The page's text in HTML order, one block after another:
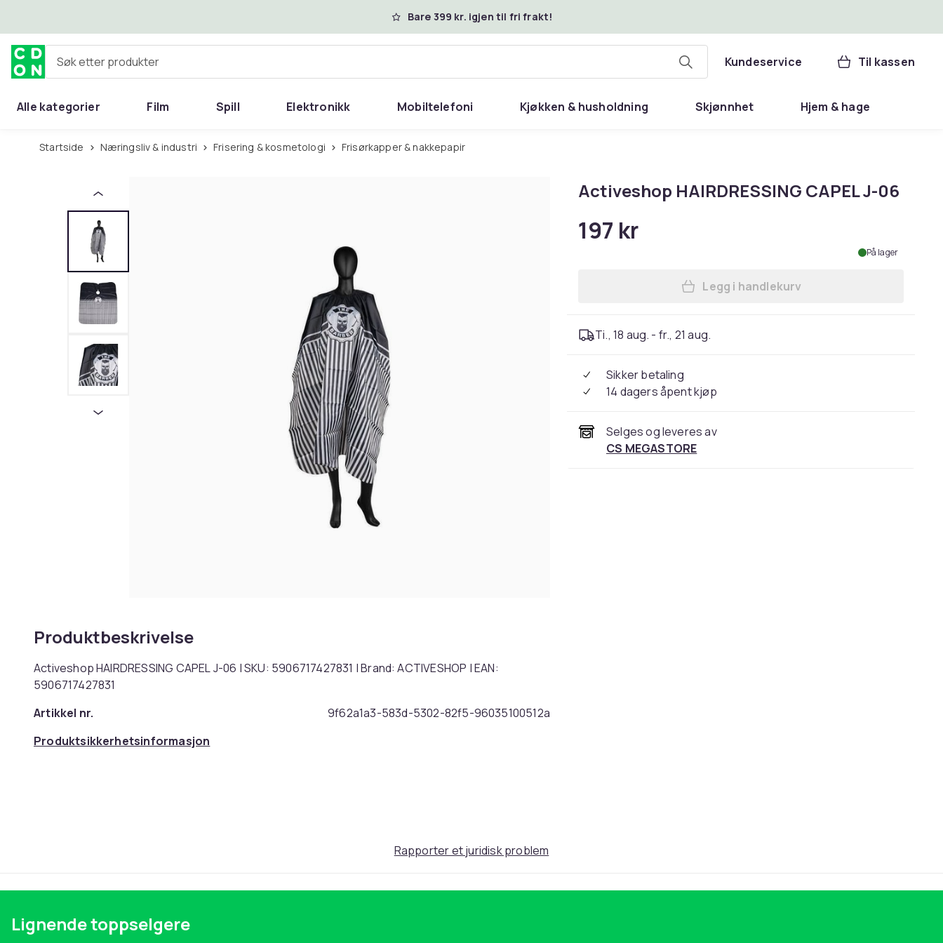
Bare 399 kr. igjen til fri frakt!
Søk etter produkter Kundeservice Til kassen
Alle kategorier Film Spill Elektronikk Mobiltelefoni Kjøkken & husholdning Skjønnhet Hjem & hage
Startside Næringsliv & industri Frisering & kosmetologi Frisørkapper & nakkepapir
Produktbeskrivelse
Activeshop HAIRDRESSING CAPEL J-06 | SKU: 5906717427831 | Brand: ACTIVESHOP | EAN:
5906717427831
Artikkel nr.
9f62a1a3-583d-5302-82f5-96035100512a
Produktsikkerhetsinformasjon
Activeshop HAIRDRESSING CAPEL J-06
197 kr
På lager
Legg Activeshop HAIRDRESSING
Legg i handlekurv
Ti., 18 aug. - fr., 21 aug.
Sikker betaling
14 dagers åpent kjøp
Selges og leveres av
CS MEGASTORE
Rapporter et juridisk problem
Lignende toppselgere